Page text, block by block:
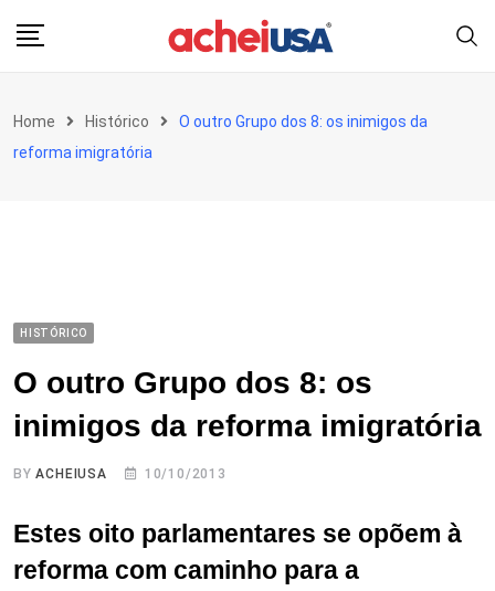
Home Histórico
O outro Grupo dos 8: os inimigos da
reforma imigratória
HISTÓRICO
O outro Grupo dos 8: os
inimigos da reforma imigratória
BYACHEIUSA 10/10/2013
Estes oito parlamentares se opõem à
reforma com caminho para a